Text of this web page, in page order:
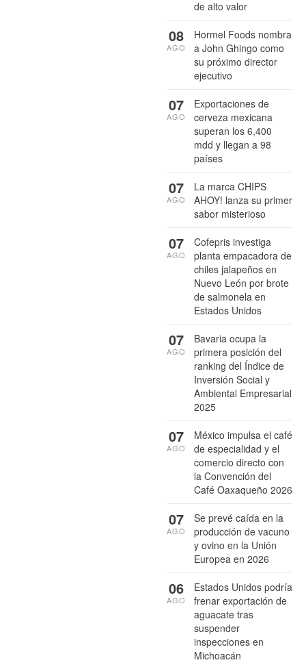
de alto valor
Hormel Foods nombra
a John Ghingo como
su próximo director
ejecutivo
08
AGO
Exportaciones de
cerveza mexicana
superan los 6,400
mdd y llegan a 98
países
07
AGO
La marca CHIPS
AHOY! lanza su primer
sabor misterioso
07
AGO
Cofepris investiga
planta empacadora de
chiles jalapeños en
Nuevo León por brote
de salmonela en
Estados Unidos
07
AGO
Bavaria ocupa la
primera posición del
ranking del Índice de
Inversión Social y
Ambiental Empresarial
2025
07
AGO
México impulsa el café
de especialidad y el
comercio directo con
la Convención del
Café Oaxaqueño 2026
07
AGO
Se prevé caída en la
producción de vacuno
y ovino en la Unión
Europea en 2026
07
AGO
Estados Unidos podría
frenar exportación de
aguacate tras
suspender
inspecciones en
Michoacán
06
AGO